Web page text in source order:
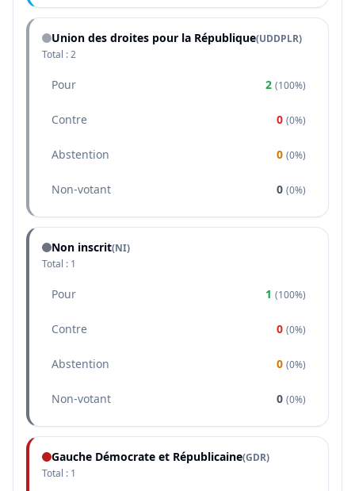
Union des droites pour la République(UDDPLR)
Total :2
Pour 2 (100%)
Contre 0 (0%)
Abstention 0 (0%)
Non-votant 0 (0%)
Non inscrit(NI)
Total : 1
Pour 1 (100%)
Contre 0 (0%)
Abstention 0 (0%)
Non-votant 0 (0%)
Gauche Démocrate et Républicaine(GDR)
Total : 1